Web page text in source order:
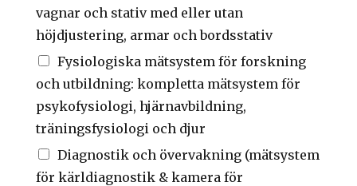
vagnar och stativ med eller utan
höjdjustering, armar och bordsstativ
Fysiologiska mätsystem för forskning
och utbildning: kompletta mätsystem för
psykofysiologi, hjärnavbildning,
träningsfysiologi och djur
Diagnostik och övervakning (mätsystem
för kärldiagnostik & kamera för